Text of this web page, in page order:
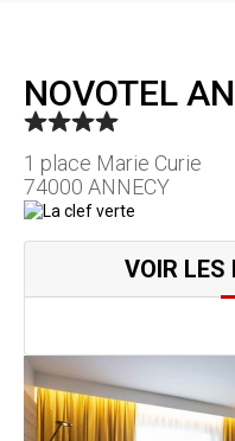
NOVOTEL
1 place Marie Curie
74000 ANNECY
VOIR LES